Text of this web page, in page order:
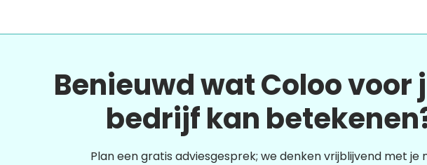
Benieuwd wat Coloo voor
bedrijf kan
Plan een gratis adviesgesprek; we denken vrijblijvend met je